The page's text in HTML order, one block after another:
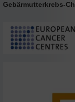
Gebärmutterkrebs-